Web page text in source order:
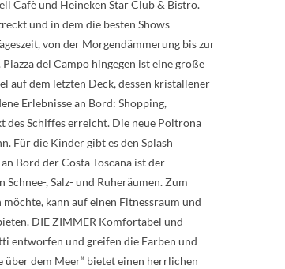
Cafè und Heineken Star Club & Bistro.
und in dem die besten Shows
von der Morgendämmerung bis zur
del Campo hingegen ist eine große
auf dem letzten Deck, dessen kristallener
Erlebnisse an Bord: Shopping,
des Schiffes erreicht. Die neue Poltrona
Für die Kinder gibt es den Splash
Bord der Costa Toscana ist der
, Salz- und Ruheräumen. Zum
kann auf einen Fitnessraum und
DIE ZIMMER Komfortabel und
entworfen und greifen die Farben und
über dem Meer“ bietet einen herrlichen